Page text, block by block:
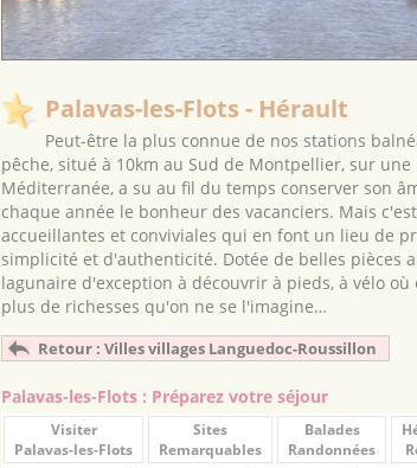
Palavas-les-Flots - Hérault
Peut-être la plus connue de nos stations
pêche, situé à 10km au Sud de Montpellier, sur
Méditerranée, a su au fil du temps conserver son
chaque année le bonheur des vacanciers. Mais
accueillantes et conviviales qui en font un lieu de
simplicité et d'authenticité. Dotée de belles pièces
lagunaire d'exception à découvrir à pieds, à vélo
plus de richesses qu'on ne se l'imagine…
Retour : Villes villages Languedoc-Roussillon
Palavas-les-Flots : Préparez votre séjour
Visiter
Palavas-les-Flots
Sites
Remarquables
Balades
Randonnées